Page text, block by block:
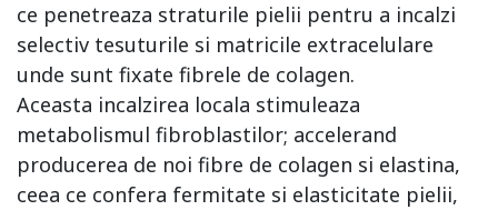
ce penetreaza straturile pielii pentru a incalzi
selectiv tesuturile si matricile extracelulare
unde sunt fixate fibrele de colagen.
Aceasta incalzirea locala stimuleaza
metabolismul fibroblastilor; accelerand
producerea de noi fibre de colagen si elastina,
ceea ce confera fermitate si elasticitate pielii,